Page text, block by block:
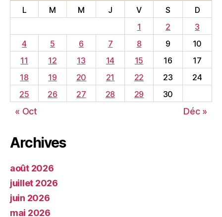
L
M M J V S
D
1
2
3
4
5 6 7 8 9
10
11
12 13 14 15 16
17
18
19 20 21 22 23
24
25
26 27 28 29 30
« Oct Déc »
Archives
août 2026
juillet 2026
juin 2026
mai 2026